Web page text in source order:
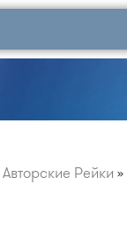
Авторские Рейки »